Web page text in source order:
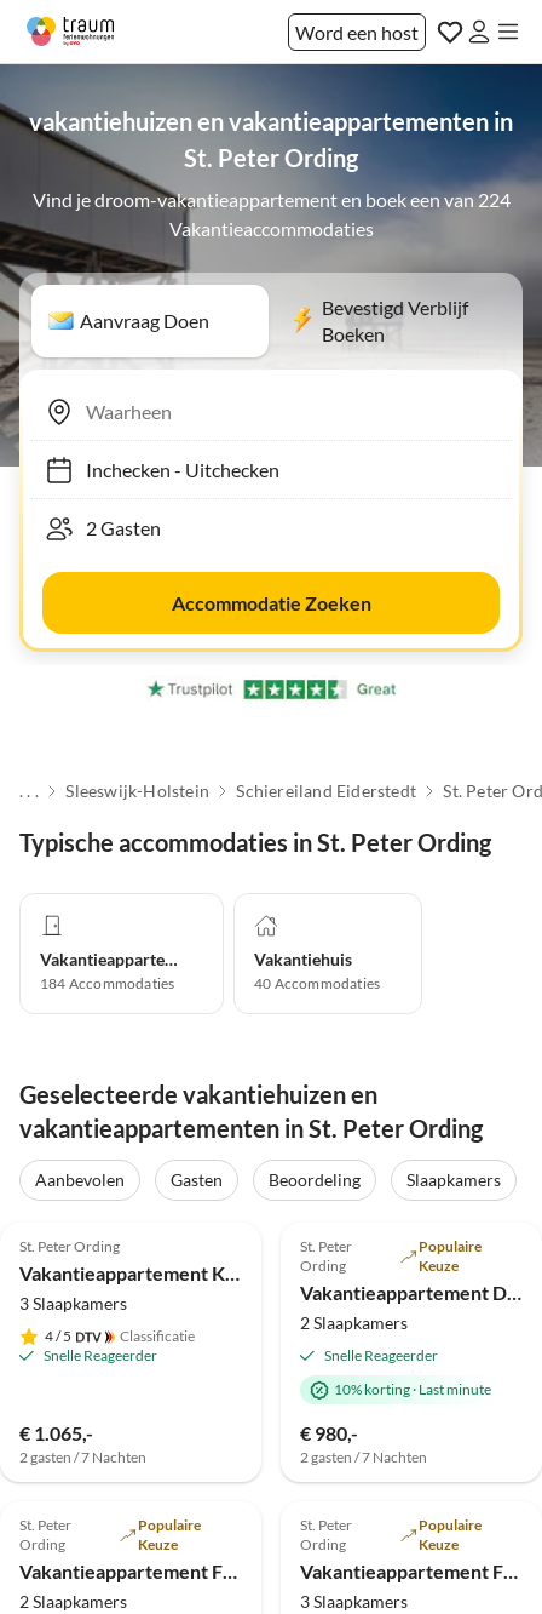
Word een host
vakantiehuizen en vakantieappartementen in
St. Peter Ording
Vind je droom-vakantieappartement en boek een van 224
Vakantieaccommodaties
Aanvraag Doen
Bevestigd Verblijf
Boeken
Inchecken- Uitchecken
Accommodatie Zoeken
. . . Sleeswijk-Holstein Schiereiland Eiderstedt St. Peter
Typische accommodaties in St. Peter Ording
Vakantieappartement
184 Accommodaties
Vakantiehuis
40 Accommodaties
Geselecteerde vakantiehuizen en
vakantieappartementen in St. Peter Ording
Aanbevolen Gasten Beoordeling Slaapkamers
Top-
Advertentie
St. Peter Ording
Vakantieappartement Kille - rechter appartement
3 Slaapkamers
4/ 5
Classificatie
Snelle Reageerder
€ 1.065,-
2 gasten / 7 Nachten
Top-
Advertentie
St. Peter
Ording
Populaire
Keuze
Vakantieappartement Droomuitzicht
2 Slaapkamers
Snelle Reageerder
10% korting· Last minute
€ 980,-
2 gasten / 7 Nachten
Advertentie
4.9 (11)
St. Peter
Ording
Populaire
Keuze
Vakantieappartement Fantastisch
2 Slaapkamers
Advertentie
4.9 (7)
St. Peter
Ording
Populaire
Keuze
Vakantieappartement Familie Kille - links
3 Slaapkamers